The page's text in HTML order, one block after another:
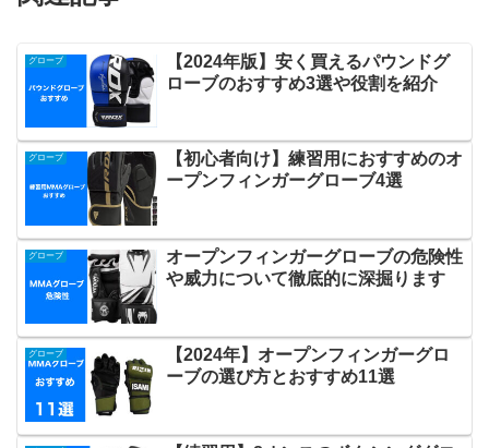
グローブ
【2024年版】安く買えるパウンドグ
ローブのおすすめ3選や役割を紹介
グローブ
【初心者向け】練習用におすすめのオ
ープンフィンガーグローブ4選
グローブ
オープンフィンガーグローブの危険性
や威力について徹底的に深掘ります
グローブ
【2024年】オープンフィンガーグロ
ーブの選び方とおすすめ11選